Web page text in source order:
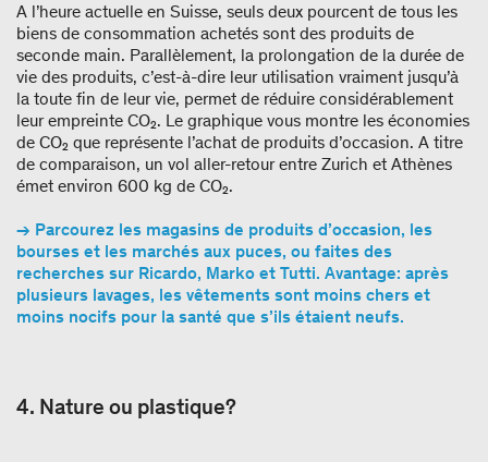
A l’heure actuelle en Suisse, seuls deux pourcent de tous les
biens de consommation achetés sont des produits de
seconde main. Parallèlement, la prolongation de la durée de
vie des produits, c’est-à-dire leur utilisation vraiment jusqu’à
la toute fin de leur vie, permet de réduire considérablement
leur empreinte CO₂. Le graphique vous montre les économies
de CO₂ que représente l’achat de produits d’occasion. A titre
de comparaison, un vol aller-retour entre Zurich et Athènes
émet environ 600 kg de CO₂.
→ Parcourez les magasins de produits d’occasion, les
bourses et les marchés aux puces, ou faites des
recherches sur Ricardo, Marko et Tutti. Avantage: après
plusieurs lavages, les vêtements sont moins chers et
moins nocifs pour la santé que s’ils étaient neufs.
4. Nature ou plastique?